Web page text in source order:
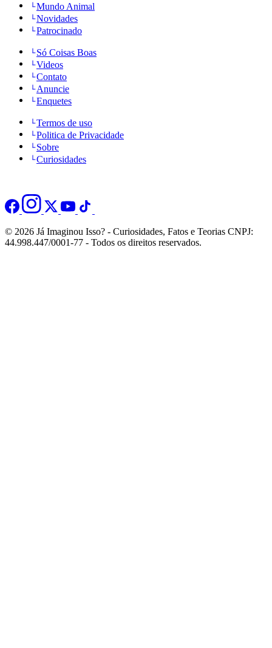
Mundo Animal
Novidades
Patrocinado
Só Coisas Boas
Videos
Contato
Anuncie
Enquetes
Termos de uso
Politica de Privacidade
Sobre
Curiosidades
© 2026 Já Imaginou Isso? - Curiosidades, Fatos e Teorias CNPJ:
44.998.447/0001-77 - Todos os direitos reservados.